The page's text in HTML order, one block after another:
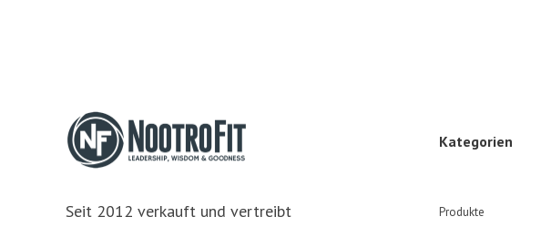
Seit 2012 verkauft und vertreibt
Kategorien
Produkte